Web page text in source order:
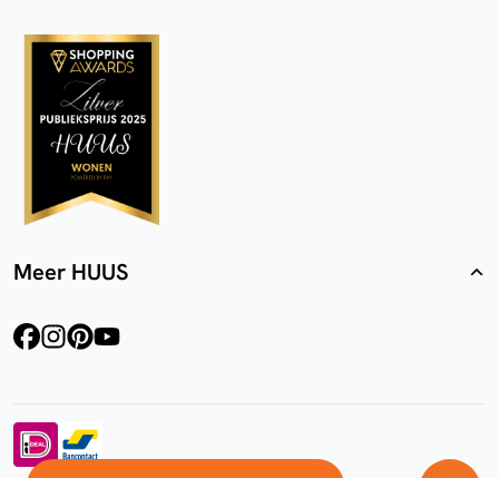
Meer HUUS
facebookinstagram
pinterest
youtube